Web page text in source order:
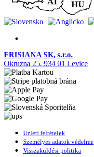
FRISIANA SK, s.r.o.
Okruzna 25, 934 01 Levice
Üzleti feltételek
Személyes adatok védelme
Visszaküldési politika